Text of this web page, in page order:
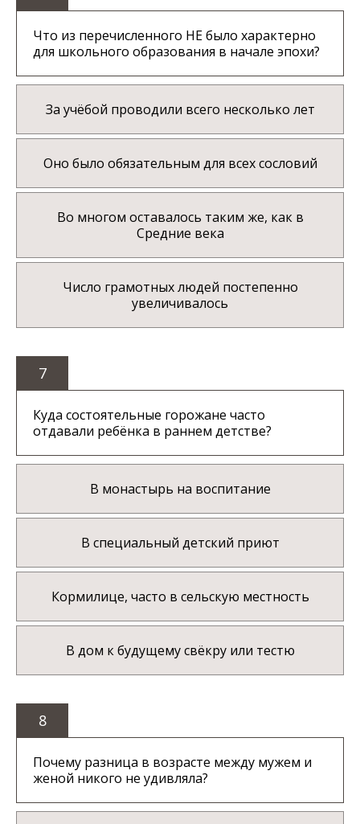
Что из перечисленного НЕ было характерно
для школьного образования в начале эпохи?
За учёбой проводили всего несколько лет
Оно было обязательным для всех сословий
Во многом оставалось таким же, как в
Средние века
Число грамотных людей постепенно
увеличивалось
7
Куда состоятельные горожане часто
отдавали ребёнка в раннем детстве?
В монастырь на воспитание
В специальный детский приют
Кормилице, часто в сельскую местность
В дом к будущему свёкру или тестю
8
Почему разница в возрасте между мужем и
женой никого не удивляла?